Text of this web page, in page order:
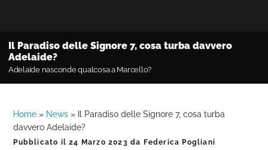
Il Paradiso delle Signore 7, cosa turba davvero
Adelaide?
Adelaide nasconde qualcosa a Marcello?
Home » News »
Il Paradiso delle Signore 7, cosa turba
davvero Adelaide?
Pubblicato il24 Marzo 2023 da Federica Pogliani